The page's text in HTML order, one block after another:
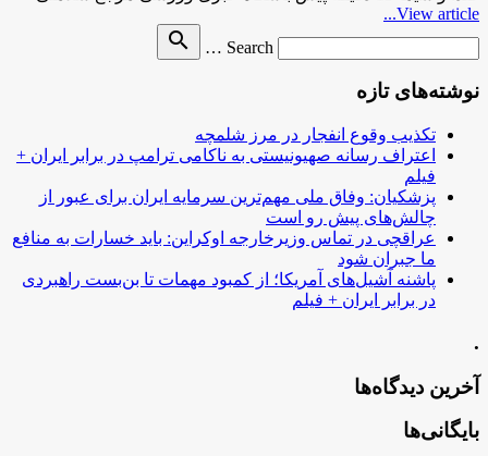
View article...
Search …
search
نوشته‌های تازه
تکذیب وقوع انفجار در مرز شلمچه
اعتراف رسانه صهیونیستی به ناکامی ترامپ در برابر ایران +
فیلم
پزشکیان: وفاق ملی مهم‌ترین سرمایه ایران برای عبور از
چالش‌های پیش رو است
عراقچی در تماس وزیرخارجه اوکراین: باید خسارات به منافع
ما جبران شود
پاشنه آشیل‌های آمریکا؛ از کمبود مهمات تا بن‌بست راهبردی
در برابر ایران + فیلم
.
آخرین دیدگاه‌ها
بایگانی‌ها